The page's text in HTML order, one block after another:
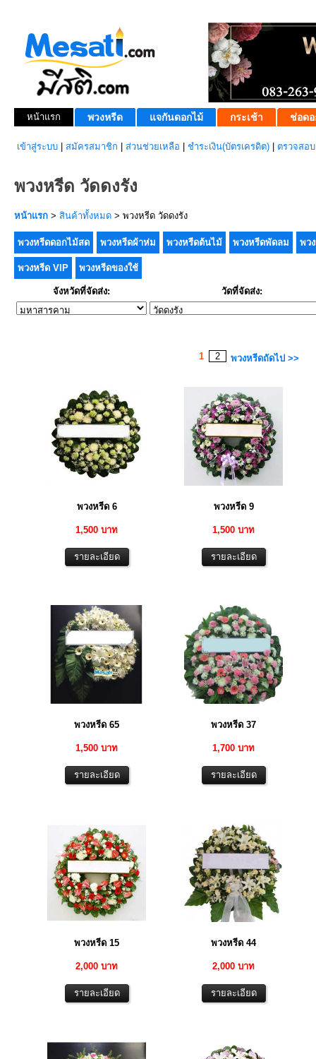
หน้าแรก พวงหรีด แจกันดอกไม้ กระเช้า ช่อดอ
เข้าสู่ระบบ สมัครสมาชิก ส่วนช่วยเหลือ ชำระเงิน(บัตรเครดิต) ตรวจสอ
พวงหรีด วัดดงรัง
หน้าแรก > สินค้าทั้งหมด > พวงหรีด วัดดงรัง
พวงหรีดดอกไม้สด พวงหรีดผ้าห่ม พวงหรีดต้นไม้ พวงหรีดพัดลม พว
พวงหรีด VIP พวงหรีดของใช้
จังหวัดที่จัดส่ง: วัดที่จัดส่ง:
1 2 พวงหรีดถัดไป >>
พวงหรีด 6
1,500 บาท
พวงหรีด 9
1,500 บาท
พวงหรีด 65
1,500 บาท
พวงหรีด 37
1,700 บาท
พวงหรีด 15
2,000 บาท
พวงหรีด 44
2,000 บาท